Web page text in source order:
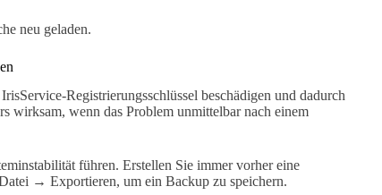
neu geladen.
Registrierungsschlüssel beschädigen und dadurch
wirksam, wenn das Problem unmittelbar nach einem
führen. Erstellen Sie immer vorher eine
→ Exportieren, um ein Backup zu speichern.